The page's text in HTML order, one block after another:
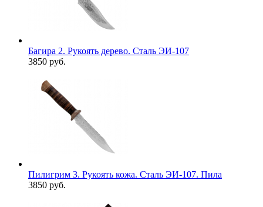
Багира 2. Рукоять дерево. Сталь ЭИ-107
3850 руб.
Пилигрим 3. Рукоять кожа. Сталь ЭИ-107. Пила
3850 руб.